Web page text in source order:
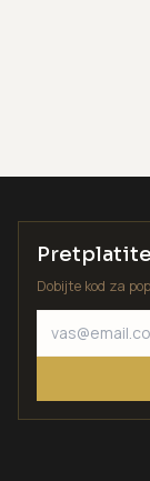
Dobijte kod za